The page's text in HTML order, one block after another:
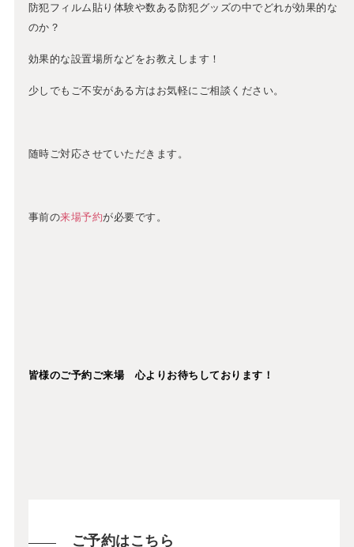
防犯フィルム貼り体験や数ある防犯グッズの中でどれが効果的な
のか？
効果的な設置場所などをお教えします！
少しでもご不安がある方はお気軽にご相談ください。
随時ご対応させていただきます。
事前の来場予約が必要です。
皆様のご予約ご来場 心よりお待ちしております！
ご予約はこちら